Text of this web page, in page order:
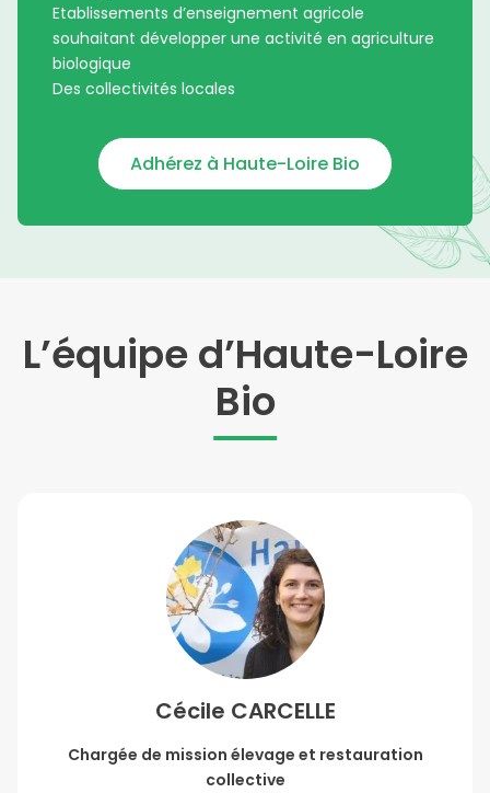
Etablissements d’enseignement agricole
souhaitant développer une activité en agriculture
biologique
Des collectivités locales
Adhérez à Haute-Loire Bio
L’équipe d’Haute-Loire
Bio
Cécile CARCELLE
Chargée de mission élevage et restauration
collective